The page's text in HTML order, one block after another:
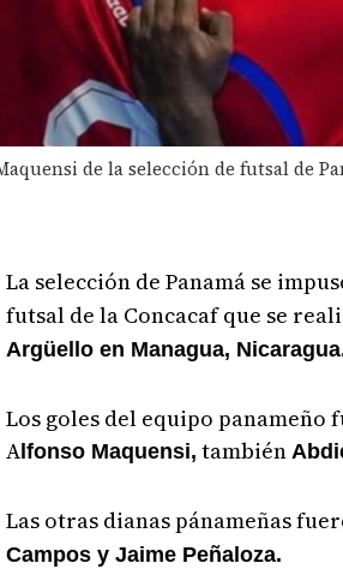
de la selección de futsal de
La selección de Panamá se
futsal de la Concacaf que se
Argüello en Managua,
Los goles del equipo panameño
Alfonso Maquensi, también
Las otras dianas pánameñas
Campos y Jaime Peñaloza.